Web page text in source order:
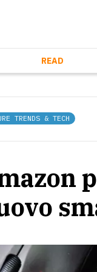
READ
TRENDS & TECH